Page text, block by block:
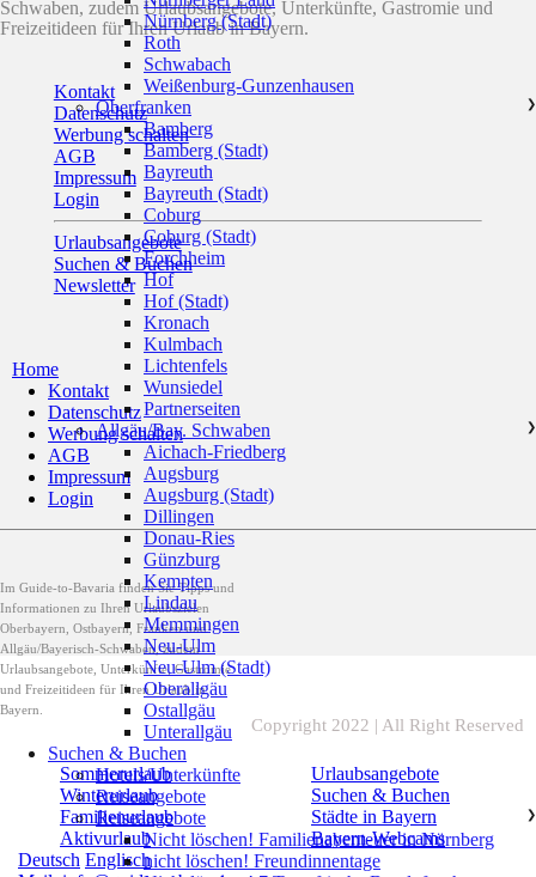
Schwaben, zudem Urlaubsangebote, Unterkünfte, Gastromie und
Freizeitideen für Ihren Urlaub in Bayern.
Kontakt
Datenschutz
Werbung schalten
AGB
Impressum
Login
Urlaubsangebote
Suchen & Buchen
Newsletter
Home
Kontakt
Datenschutz
Werbung schalten
AGB
Impressum
Login
Im Guide-to-Bavaria finden Sie Tipps und
Informationen zu Ihren Urlaubszielen
Oberbayern, Ostbayern, Franken und
Allgäu/Bayerisch-Schwaben, zudem
Urlaubsangebote, Unterkünfte, Gastromie
und Freizeitideen für Ihren Urlaub in
Bayern.
Sommerurlaub
Winterurlaub
Familienurlaub
Aktivurlaub
Urlaubsangebote
Suchen & Buchen
Städte in Bayern
Bayern-Webcams
Deutsch Englisch
Copyright 2022 | All Right Reserved
Nürnberg (Stadt)
Roth
Schwabach
Weißenburg-Gunzenhausen
Oberfranken
❯
Bamberg
Bamberg (Stadt)
Bayreuth
Bayreuth (Stadt)
Coburg
Coburg (Stadt)
Forchheim
Hof
Hof (Stadt)
Kronach
Kulmbach
Lichtenfels
Wunsiedel
Partnerseiten
Allgäu/Bay. Schwaben
❯
Aichach-Friedberg
Augsburg
Augsburg (Stadt)
Dillingen
Donau-Ries
Günzburg
Kempten
Lindau
Memmingen
Neu-Ulm
Neu-Ulm (Stadt)
Oberallgäu
Ostallgäu
Unterallgäu
Suchen & Buchen
Hotels/Unterkünfte
Reiseangebote
Reiseangebote
❯
Nicht löschen! Familienabenteuer in Nürnberg
nicht löschen! Freundinnentage